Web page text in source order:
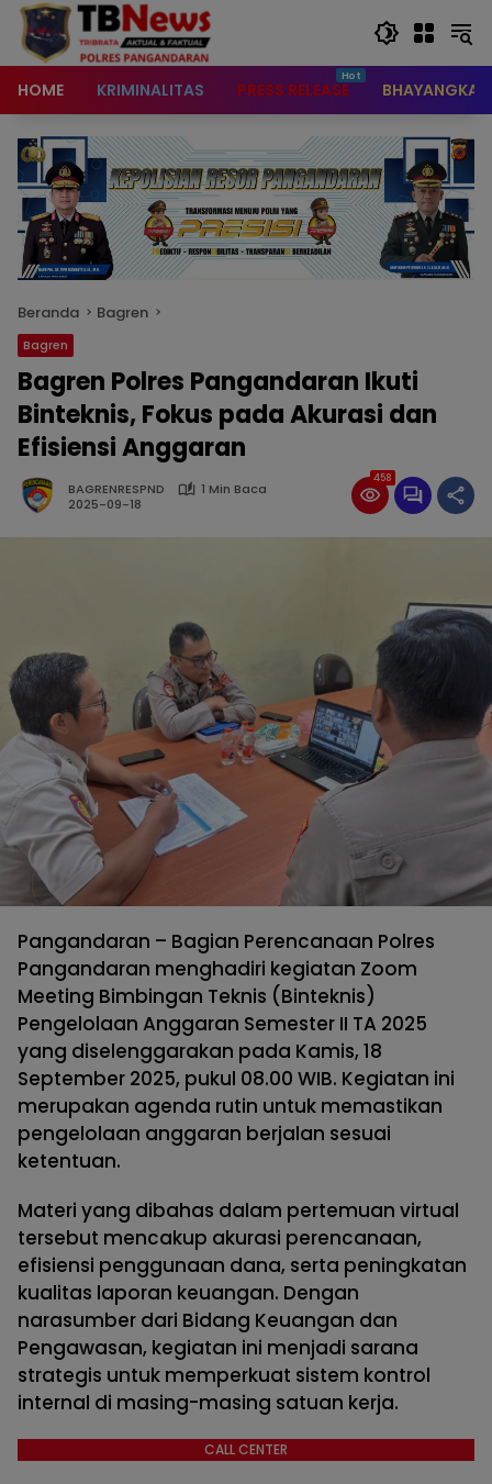
content
HOME KRIMINALITAS PRESS RELEASE BHAYANGKARI
Beranda Bagren
Bagren
Bagren Polres Pangandaran Ikuti
Binteknis, Fokus pada Akurasi dan
Efisiensi Anggaran
BAGRENRESPND
1 Min Baca
2025-09-18
458
Pangandaran – Bagian Perencanaan Polres
Pangandaran menghadiri kegiatan Zoom
Meeting Bimbingan Teknis (Binteknis)
Pengelolaan Anggaran Semester II TA 2025
yang diselenggarakan pada Kamis, 18
September 2025, pukul 08.00 WIB. Kegiatan ini
merupakan agenda rutin untuk memastikan
pengelolaan anggaran berjalan sesuai
ketentuan.
Materi yang dibahas dalam pertemuan virtual
tersebut mencakup akurasi perencanaan,
efisiensi penggunaan dana, serta peningkatan
kualitas laporan keuangan. Dengan
narasumber dari Bidang Keuangan dan
Pengawasan, kegiatan ini menjadi sarana
strategis untuk memperkuat sistem kontrol
internal di masing-masing satuan kerja.
CALL CENTER